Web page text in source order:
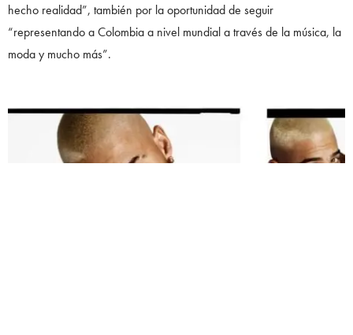
hecho realidad”, también por la oportunidad de seguir
“representando a Colombia a nivel mundial a través de la música, la
moda y mucho más”.